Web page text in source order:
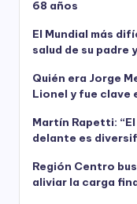
68 años
El Mundial más
salud de su
Quién era Jorge
Lionel y fue clave
Martín Rapetti:
delante es
Región Centro
aliviar la carga